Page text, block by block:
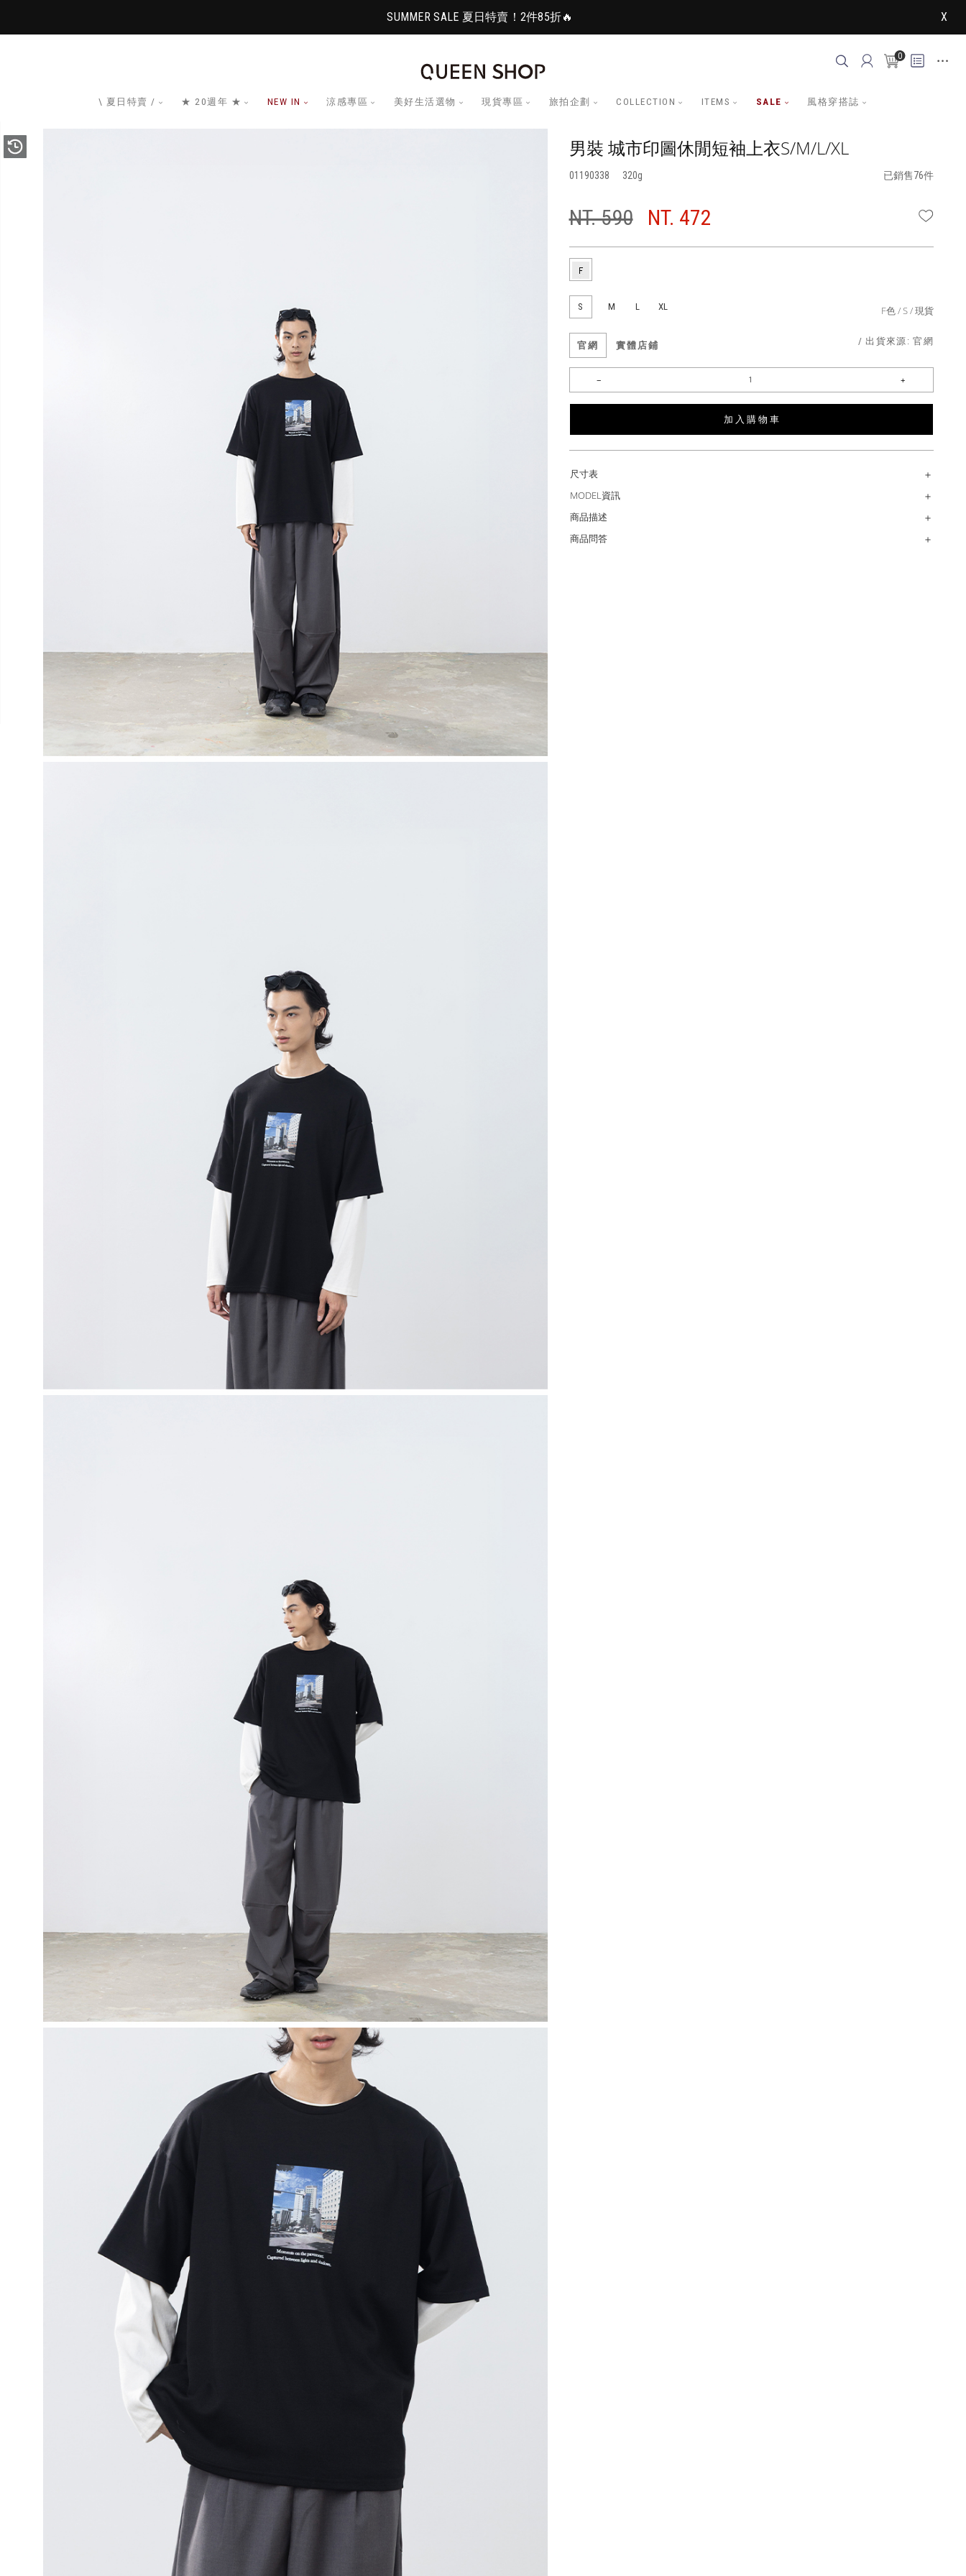
SUMMER SALE 夏日特賣！2件85折🔥 X
0
\ 夏日特賣 / ★ 20週年 ★ NEW IN 涼感專區 美好生活選物 現貨專區 旅拍企劃 COLLECTION ITEMS SALE 風格穿搭誌
男裝 城市印圖休閒短袖上衣S/M/L/XL
01190338 320 已銷售76件
NT. 590 NT. 472
S M L XL F色 S 現貨
官網 實體店鋪 / 出貨來源:官網
加 入 購 物 車
尺寸表
MODEL資訊
商品描述
商品問答